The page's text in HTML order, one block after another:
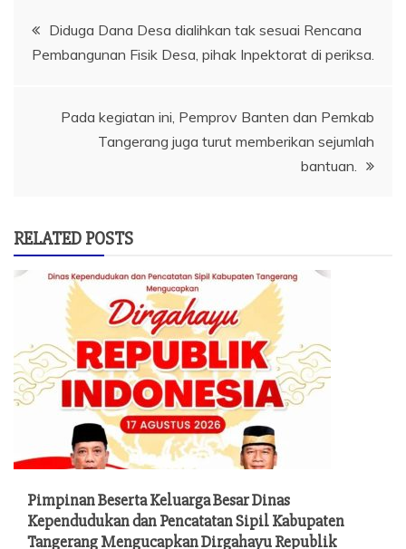
Navigasi
Diduga Dana Desa dialihkan tak sesuai Rencana
Pembangunan Fisik Desa, pihak Inpektorat di periksa.
Pada kegiatan ini, Pemprov Banten dan Pemkab
Tangerang juga turut memberikan sejumlah
bantuan.
RELATED POSTS
Pimpinan Beserta Keluarga Besar Dinas
Kependudukan dan Pencatatan Sipil Kabupaten
Tangerang Mengucapkan Dirgahayu Republik